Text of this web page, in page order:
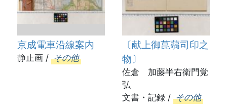
京成電車沿線案内
静止画 / その他
〔献上御菎蒻司印之
物〕
佐倉 加藤半右衛門覚
弘
文書・記録 / その他